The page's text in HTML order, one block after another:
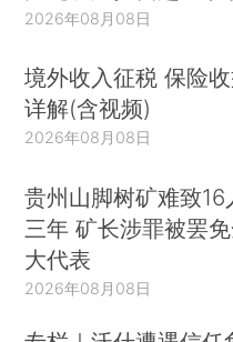
2026年08月08日
境外收入征税 保险
详解(含视频)
2026年08月08日
贵州山脚树矿难致16
三年 矿长涉罪被罢
大代表
2026年08月08日